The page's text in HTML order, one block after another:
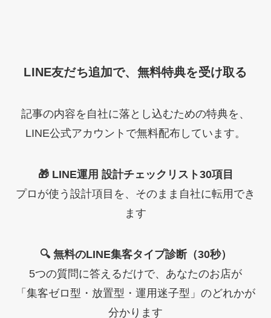
LINE友だち追加で、無料特典を受け取る
記事の内容を自社に落とし込むための特典を、
LINE公式アカウントで無料配布しています。
🎁 LINE運用 設計チェックリスト30項目
プロが使う設計項目を、そのまま自社に転用でき
ます
🔍 無料のLINE集客タイプ診断（30秒）
5つの質問に答えるだけで、あなたのお店が
「集客ゼロ型・放置型・運用迷子型」のどれかが
分かります